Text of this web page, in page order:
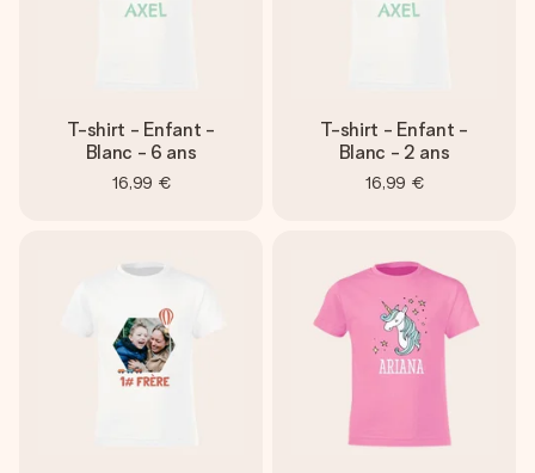
T-shirt - Enfant -
Blanc - 6 ans
16,99 €
T-shirt - Enfant -
Blanc - 2 ans
16,99 €